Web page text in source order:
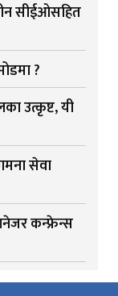
सीईओसहित
?
उत्कृष्ट, यी
सेवा
कन्फ्रेन्स